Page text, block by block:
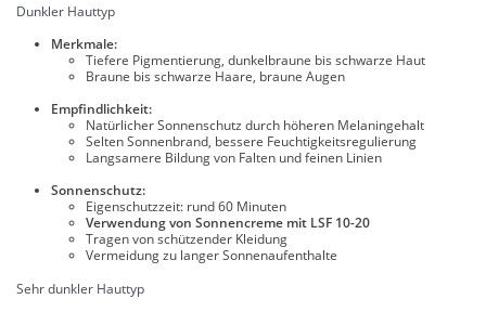
Dunkler Hauttyp
Merkmale:
Tiefere Pigmentierung, dunkelbraune bis schwarze Haut
Braune bis schwarze Haare, braune Augen
Empfindlichkeit:
Natürlicher Sonnenschutz durch höheren Melaningehalt
Selten Sonnenbrand, bessere Feuchtigkeitsregulierung
Langsamere Bildung von Falten und feinen Linien
Sonnenschutz:
Eigenschutzzeit: rund 60 Minuten
Verwendung von Sonnencreme mit LSF 10-20
Tragen von schützender Kleidung
Vermeidung zu langer Sonnenaufenthalte
Sehr dunkler Hauttyp